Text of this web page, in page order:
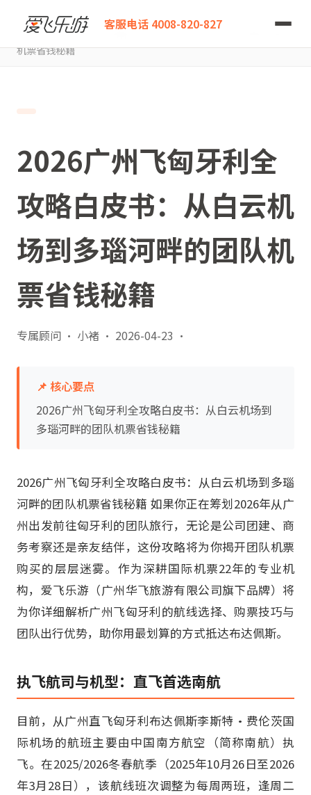
客服电话 4008-820-827
爱飞乐游
2026广州飞匈牙利全攻略白皮书：从白云机场到多瑙河畔的团队
机票省钱秘籍
2026广州飞匈牙利全
攻略白皮书：从白云机
场到多瑙河畔的团队机
票省钱秘籍
专属顾问 · 小褚 · 2026-04-23 ·
📌 核心要点
2026广州飞匈牙利全攻略白皮书：从白云机场到
多瑙河畔的团队机票省钱秘籍
2026广州飞匈牙利全攻略白皮书：从白云机场到多瑙
河畔的团队机票省钱秘籍 如果你正在筹划2026年从广
州出发前往匈牙利的团队旅行，无论是公司团建、商
务考察还是亲友结伴，这份攻略将为你揭开团队机票
购买的层层迷雾。作为深耕国际机票22年的专业机
构，爱飞乐游（广州华飞旅游有限公司旗下品牌）将
为你详细解析广州飞匈牙利的航线选择、购票技巧与
团队出行优势，助你用最划算的方式抵达布达佩斯。
执飞航司与机型：直飞首选南航
目前，从广州直飞匈牙利布达佩斯李斯特·费伦茨国
际机场的航班主要由中国南方航空（简称南航）执
飞。在2025/2026冬春航季（2025年10月26日至2026
年3月28日），该航线班次调整为每周两班，逢周二